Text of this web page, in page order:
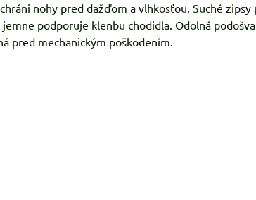
nohy pred dažďom a vlhkosťou. Suché
podporuje klenbu chodidla. Odolná
pred mechanickým poškodením.